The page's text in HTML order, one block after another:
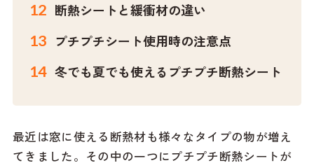
断熱シートと緩衝材の違い
プチプチシート使用時の注意点
冬でも夏でも使えるプチプチ断熱シート
最近は窓に使える断熱材も様々なタイプの物が増え
てきました。その中の一つにプチプチ断熱シートが